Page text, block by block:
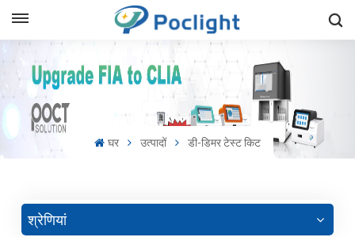
घर उत्पादों डी-डिमर टेस्ट किट
श्रेणियां